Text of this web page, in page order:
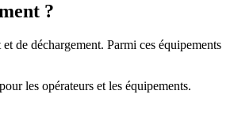
?
de déchargement. Parmi ces équipements
les opérateurs et les équipements.